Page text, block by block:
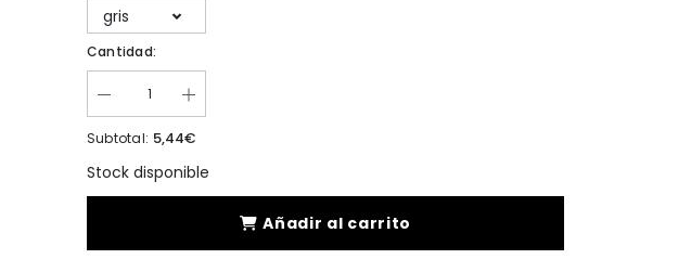
gris
Cantidad:
Subtotal: 5,44€
Stock disponible
Añadir al carrito